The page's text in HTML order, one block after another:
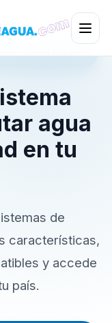
agua
en tu
de
características,
y accede
país.